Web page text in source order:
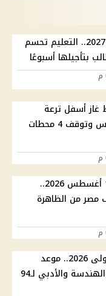
موعد بدء الدراسة 2026-2027.. التعليم تحسم
بتأجيلها أسبوعًا
غاز أسفل ترعة
الإسماعيلية.. غلق المحابس وتوقف 4 محطات
كسوف كلي للشمس 12 أغسطس 2026..
من الظاهرة
نتيجة تنسيق المرحلة الأولى 2026.. موعد
الإعلان ومؤشرات الطب والهندسة والأدبي لـ94